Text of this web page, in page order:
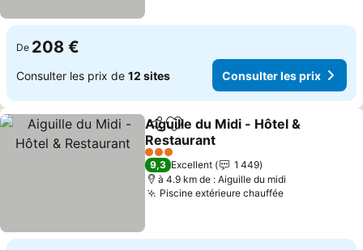
De 208 €
Consulter les prix de 12 sites Consulter les prix
PartagerAjouter à mes favoris
Aiguille du Midi - Hôtel &
Restaurant
3 Étoiles
9,3 Excellent
1 449
à 4.9 km de : Aiguille du midi
Piscine extérieure chauffée